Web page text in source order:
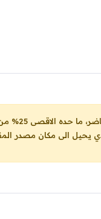
ذكر اسم المؤلف والناشر ووضع رابط
يحيل الى مكان مصدر